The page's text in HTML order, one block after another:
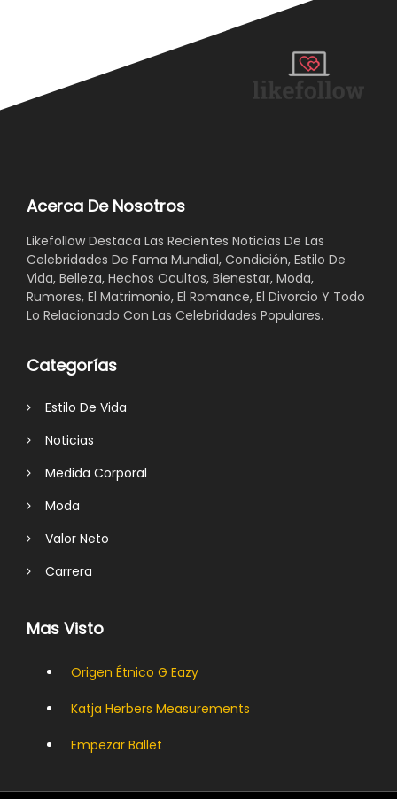
Acerca De Nosotros
Likefollow Destaca Las Recientes Noticias De Las
Celebridades De Fama Mundial, Condición, Estilo De
Vida, Belleza, Hechos Ocultos, Bienestar, Moda,
Rumores, El Matrimonio, El Romance, El Divorcio Y Todo
Lo Relacionado Con Las Celebridades Populares.
Categorías
Estilo De Vida
Noticias
Medida Corporal
Moda
Valor Neto
Carrera
Mas Visto
Origen Étnico G Eazy
Katja Herbers Measurements
Empezar Ballet